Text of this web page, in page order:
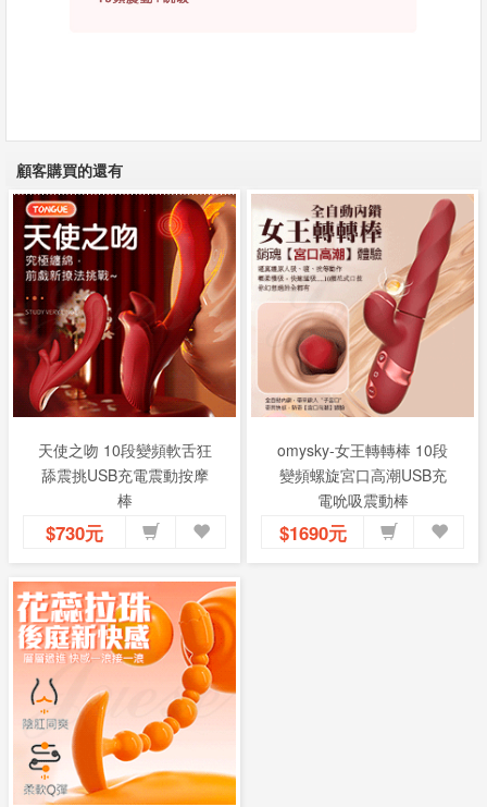
顧客購買的還有
天使之吻 10段變頻軟舌狂
舔震挑USB充電震動按摩
棒
$730元
omysky-女王轉轉棒 10段
變頻螺旋宮口高潮USB充
電吮吸震動棒
$1690元